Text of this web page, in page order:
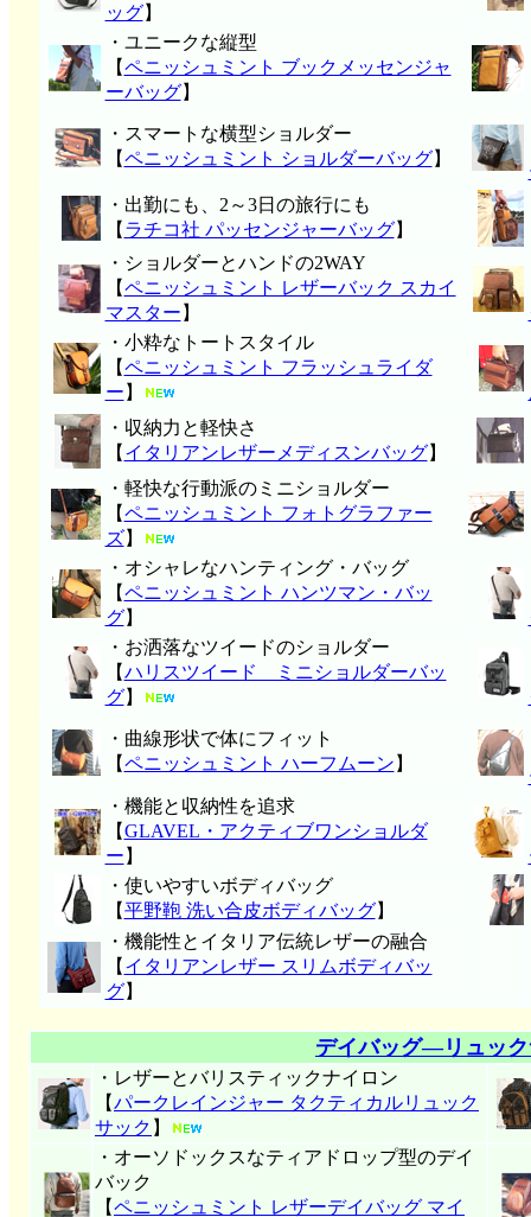
ッグ】
・ユニークな縦型
【ペニッシュミント ブックメッセンジャ
ーバッグ】
・スマートな横型ショルダー
【ペニッシュミント ショルダーバッグ】
・出勤にも、2～3日の旅行にも
【 ラチコ社 パッセンジャーバッグ】
・ショルダーとハンドの2WAY
【ペニッシュミント レザーバック スカイ
マスター 】
・小粋なトートスタイル
【ペニッシュミント フラッシュライダ
ー 】
・収納力と軽快さ
【 イタリアンレザーメディスンバッグ】
・軽快な行動派のミニショルダー
【ペニッシュミント フォトグラファー
ズ】
・オシャレなハンティング・バッグ
【ペニッシュミント ハンツマン・バッ
グ】
・お洒落なツイードのショルダー
【ハリスツイード ミニショルダーバッ
グ】
・曲線形状で体にフィット
【ペニッシュミント ハーフムーン 】
・機能と収納性を追求
【GLAVEL・アクティブワンショルダ
ー 】
・使いやすいボディバッグ
【平野鞄 洗い合皮ボディバッグ】
・機能性とイタリア伝統レザーの融合
【 イタリアンレザー スリムボディバッ
グ】
デイバッグ―リュッ
・レザーとバリスティックナイロン
【パークレインジャー タクティカルリュック
サック 】
・オーソドックスなティアドロップ型のデイ
バック
【ペニッシュミント レザーデイバッグ マイ